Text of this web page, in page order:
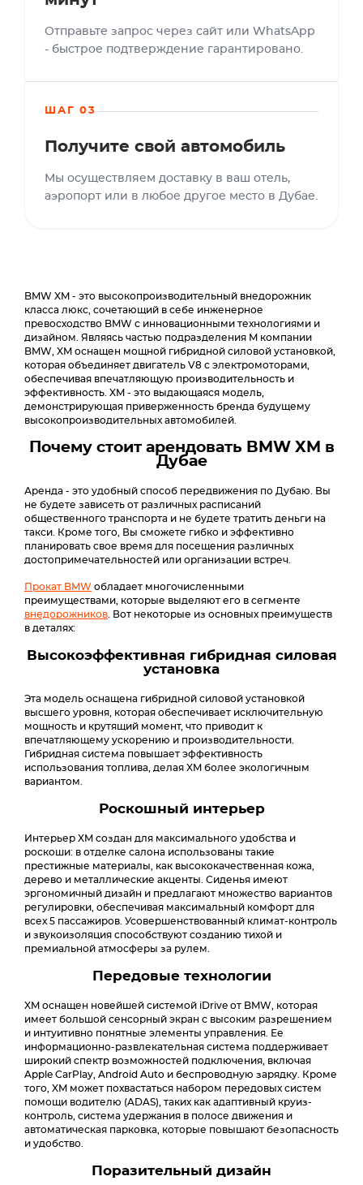
Отправьте запрос через сайт или WhatsApp
- быстрое подтверждение гарантировано.
ШАГ 03
Получите свой автомобиль
Мы осуществляем доставку в ваш отель,
аэропорт или в любое другое место в Дубае.
BMW XM - это высокопроизводительный внедорожник
класса люкс, сочетающий в себе инженерное
превосходство BMW с инновационными технологиями и
дизайном. Являясь частью подразделения M компании
BMW, XM оснащен мощной гибридной силовой установкой,
которая объединяет двигатель V8 с электромоторами,
обеспечивая впечатляющую производительность и
эффективность. XM - это выдающаяся модель,
демонстрирующая приверженность бренда будущему
высокопроизводительных автомобилей.
Почему стоит арендовать BMW XM в
Дубае
Аренда - это удобный способ передвижения по Дубаю. Вы
не будете зависеть от различных расписаний
общественного транспорта и не будете тратить деньги на
такси. Кроме того, Вы сможете гибко и эффективно
планировать свое время для посещения различных
достопримечательностей или организации встреч.
Прокат BMW обладает многочисленными
преимуществами, которые выделяют его в сегменте
внедорожников . Вот некоторые из основных преимуществ
в деталях:
Высокоэффективная гибридная силовая
установка
Эта модель оснащена гибридной силовой установкой
высшего уровня, которая обеспечивает исключительную
мощность и крутящий момент, что приводит к
впечатляющему ускорению и производительности.
Гибридная система повышает эффективность
использования топлива, делая XM более экологичным
вариантом.
Роскошный интерьер
Интерьер XM создан для максимального удобства и
роскоши: в отделке салона использованы такие
престижные материалы, как высококачественная кожа,
дерево и металлические акценты. Сиденья имеют
эргономичный дизайн и предлагают множество вариантов
регулировки, обеспечивая максимальный комфорт для
всех 5 пассажиров. Усовершенствованный климат-контроль
и звукоизоляция способствуют созданию тихой и
премиальной атмосферы за рулем.
Передовые технологии
XM оснащен новейшей системой iDrive от BMW, которая
имеет большой сенсорный экран с высоким разрешением
и интуитивно понятные элементы управления. Ее
информационно-развлекательная система поддерживает
широкий спектр возможностей подключения, включая
Apple CarPlay, Android Auto и беспроводную зарядку. Кроме
того, XM может похвастаться набором передовых систем
помощи водителю (ADAS), таких как адаптивный круиз-
контроль, система удержания в полосе движения и
автоматическая парковка, которые повышают безопасность
и удобство.
Поразительный дизайн